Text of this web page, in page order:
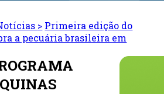
> Primeira edição do
a pecuária brasileira em